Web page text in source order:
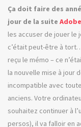
Ça doit faire des
jour de la suite
les accuser de jouer le
c’était peut-être à
reçu le mémo – ce
la nouvelle mise à jour
incompatible avec
anciens. Votre
souhaitez continuer à
persos), il va falloir en